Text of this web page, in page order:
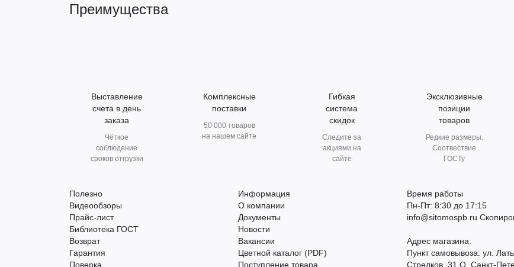
Преимущества
Выставление
счета в день
заказа
Чёткое
соблюдение
сроков отгрузки
Комплексные
поставки
50 000 товаров
на нашем сайте
Гибкая
система
скидок
Следите за
акциями на
сайте
Эксклюзивные
позиции
товаров
Редкие размеры.
Соотвествие
ГОСТу
Полезно
Видеообзоры
Прайс-лист
Библиотека ГОСТ
Возврат
Гарантия
Поверка
Информация
О компании
Документы
Новости
Вакансии
Цветной каталог (PDF)
Поступление товара
Время работы
Пн-Пт: 8:30 до 17:15
info@sitomospb.ru
Адрес магазина:
Пункт самовывоза: ул.
Стрелков, 31 О, Санкт-